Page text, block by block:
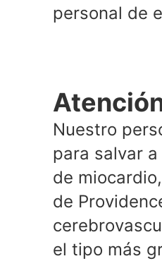
personal de
Nuestro
para salvar
de
de
el tipo más